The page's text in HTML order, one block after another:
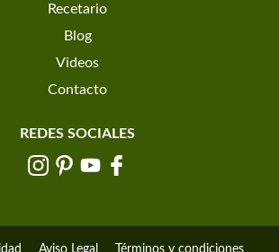
Recetario
Blog
Videos
Contacto
REDES SOCIALES
Aviso Legal Términos y condiciones